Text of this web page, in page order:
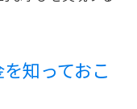
狙う
す
知っておこ